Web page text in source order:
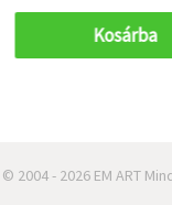
rózsaszínKosárba
© 2004 - 2026 EM ART